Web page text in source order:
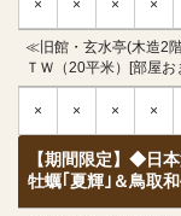
× × × ×
≪旧館・玄水亭(木造2
ＴＷ（20平米）[部屋
× × × ×
【期間限定】◆日
牡蠣｢夏輝｣＆鳥取